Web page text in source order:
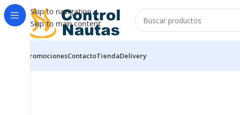
Skip to navigation
Skip to main content
PromocionesContactoTiendaDelivery